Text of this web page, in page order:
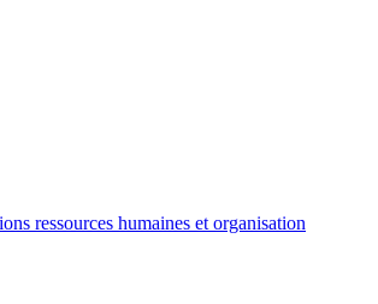
ressources humaines et organisation